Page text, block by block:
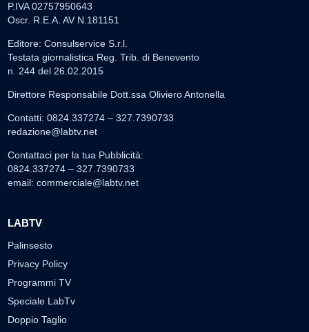
P.IVA 02757950643
Oscr. R.E.A. AV N.181151
Editore: Consulservice S.r.l.
Testata giornalistica Reg. Trib. di Benevento
n. 244 del 26.02.2015
Direttore Responsabile Dott.ssa Oliviero Antonella
Contatti: 0824.337274 – 327.7390733
redazione@labtv.net
Contattaci per la tua Pubblicità:
0824.337274 – 327.7390733
email: commerciale@labtv.net
LABTV
Palinsesto
Privacy Policy
Programmi TV
Speciale LabTv
Doppio Taglio